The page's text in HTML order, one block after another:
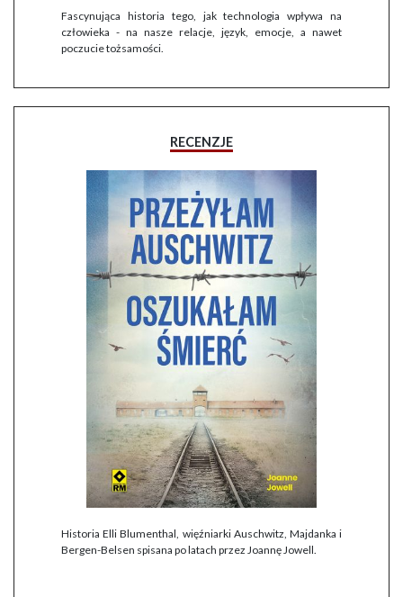
Fascynująca historia tego, jak technologia wpływa na
człowieka - na nasze relacje, język, emocje, a nawet
poczucie tożsamości.
RECENZJE
Historia Elli Blumenthal, więźniarki Auschwitz, Majdanka i
Bergen-Belsen spisana po latach przez Joannę Jowell.